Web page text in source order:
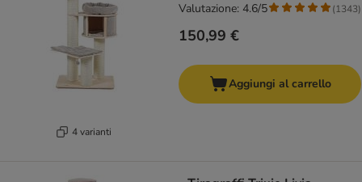
4 varianti
150,99 €
Valutazione: 4.6/5 (1343)
Aggiungi al carrello